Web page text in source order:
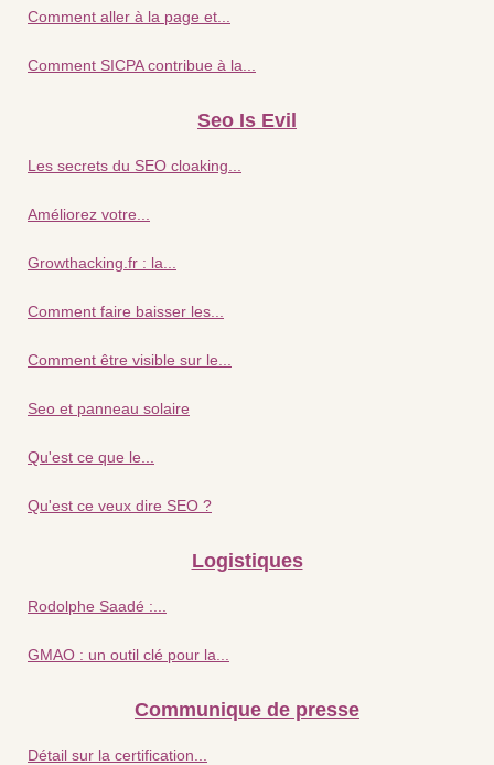
Comment aller à la page et...
Comment SICPA contribue à la...
Seo Is Evil
Les secrets du SEO cloaking...
Améliorez votre...
Growthacking.fr : la...
Comment faire baisser les...
Comment être visible sur le...
Seo et panneau solaire
Qu'est ce que le...
Qu'est ce veux dire SEO ?
Logistiques
Rodolphe Saadé :...
GMAO : un outil clé pour la...
Communique de presse
Détail sur la certification...